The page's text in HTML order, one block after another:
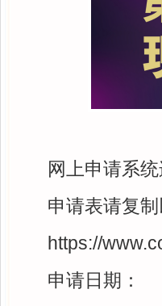
网上申请系统
申请表请复
https://
申请日期：